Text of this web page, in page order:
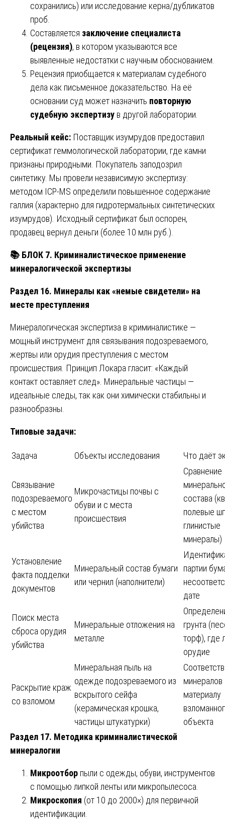
сохранились) или исследование керна/дубликатов
проб.
Составляется заключение специалиста
(рецензия), в котором указываются все
выявленные недостатки с научным обоснованием.
Рецензия приобщается к материалам судебного
дела как письменное доказательство. На её
основании суд может назначить повторную
судебную экспертизу в другой лаборатории.
Реальный кейс: Поставщик изумрудов предоставил
сертификат геммологической лаборатории, где камни
признаны природными. Покупатель заподозрил
синтетику. Мы провели независимую экспертизу:
методом ICP-MS определили повышенное содержание
галлия (характерно для гидротермальных синтетических
изумрудов). Исходный сертификат был оспорен,
продавец вернул деньги (более 10 млн руб.).
📚 БЛОК 7. Криминалистическое применение
минералогической экспертизы
Раздел 16. Минералы как «немые свидетели» на
месте преступления
Минералогическая экспертиза в криминалистике —
мощный инструмент для связывания подозреваемого,
жертвы или орудия преступления с местом
происшествия. Принцип Локара гласит: «Каждый
контакт оставляет след». Минеральные частицы —
идеальные следы, так как они химически стабильны и
разнообразны.
Типовые задачи:
Задача Объекты исследования Что даёт
Связывание
подозреваемого
с местом
убийства
Микрочастицы почвы с
обуви и с места
происшествия
Сравнение
состава
полевые
глинистые
минералы)
Установление
факта подделки
документов
Минеральный состав бумаги
или чернил (наполнители)
партии
дате
Поиск места
сброса орудия
убийства
Минеральные отложения на
металле
грунта
торф), где
орудие
Раскрытие краж
со взломом
Минеральная пыль на
одежде подозреваемого из
вскрытого сейфа
(керамическая крошка,
частицы штукатурки)
минералов
материалу
объекта
Раздел 17. Методика криминалистической
минералогии
Микроотбор пыли с одежды, обуви, инструментов
с помощью липкой ленты или микропылесоса.
Микроскопия (от 10 до 2000×) для первичной
идентификации.